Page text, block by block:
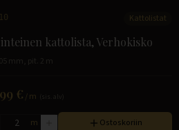
Kattolistat
kattolista, Verhokisko
mm, pit. 2 m
€ /m
m Ostoskoriin